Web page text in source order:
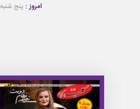
امروز : پنج شنبه ۱۵ مرداد ۰۵ - Thursday 6th August 26